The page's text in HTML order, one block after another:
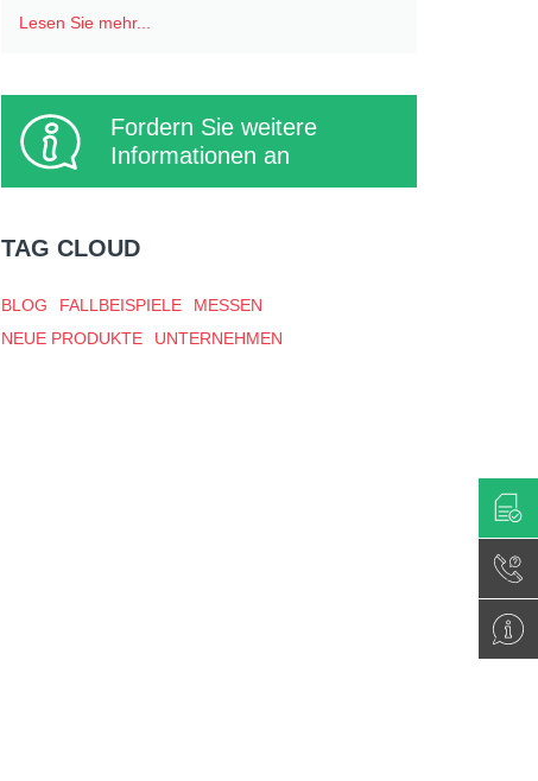
Lesen Sie mehr...
Fordern Sie weitere
Informationen an
TAG CLOUD
BLOG FALLBEISPIELE
MESSEN
NEUE PRODUKTE
UNTERNEHMEN